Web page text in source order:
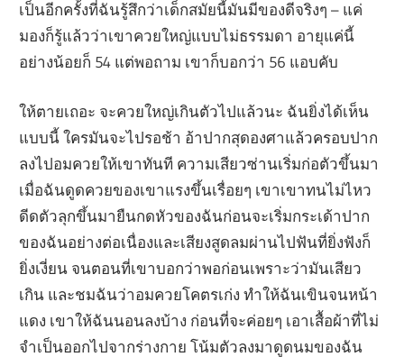
เป็นอีกครั้งที่ฉันรู้สึกว่าเด็กสมัยนี้มันมีของดีจริงๆ – แค่
มองก็รู้แล้วว่าเขาควยใหญ่แบบไม่ธรรมดา อายุแค่นี้
อย่างน้อยก็ 54 แต่พอถาม เขาก็บอกว่า 56 แอบคับ
ให้ตายเถอะ จะควยใหญ่เกินตัวไปแล้วนะ ฉันยิ่งได้เห็น
แบบนี้ ใครมันจะไปรอช้า อ้าปากสุดองศาแล้วครอบปาก
ลงไปอมควยให้เขาทันที ความเสียวซ่านเริ่มก่อตัวขึ้นมา
เมื่อฉันดูดควยของเขาแรงขึ้นเรื่อยๆ เขาเขาทนไม่ไหว
ดีดตัวลุกขึ้นมายืนกดหัวของฉันก่อนจะเริ่มกระเด้าปาก
ของฉันอย่างต่อเนื่องและเสียงสูดลมผ่านไปฟันที่ยิ่งฟังก็
ยิ่งเงี่ยน จนตอนที่เขาบอกว่าพอก่อนเพราะว่ามันเสียว
เกิน และชมฉันว่าอมควยโคตรเก่ง ทำให้ฉันเขินจนหน้า
แดง เขาให้ฉันนอนลงบ้าง ก่อนที่จะค่อยๆ เอาเสื้อผ้าที่ไม่
จำเป็นออกไปจากร่างกาย โน้มตัวลงมาดูดนมของฉัน